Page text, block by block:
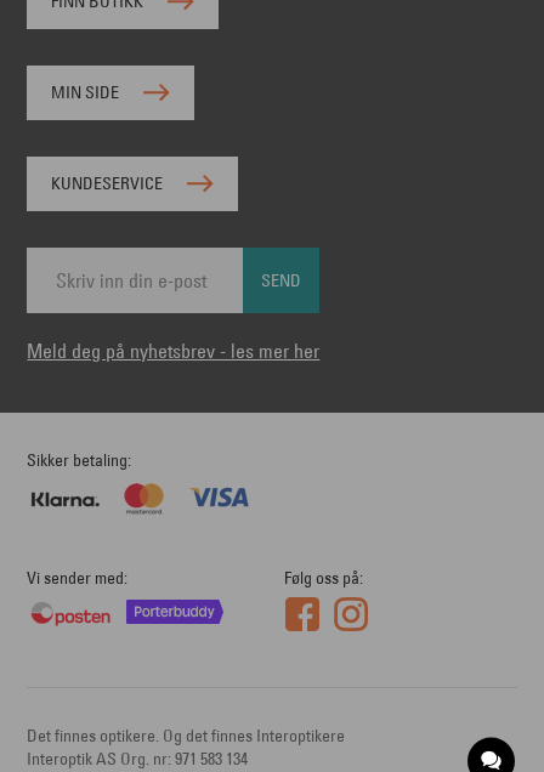
MIN SIDE
KUNDESERVICE
SEND
Meld deg på nyhetsbrev - les mer her
Sikker betaling
Vi sender med Følg oss på
Det finnes optikere. Og det finnes Interoptikere
Interoptik AS Org. nr: 971 583 134